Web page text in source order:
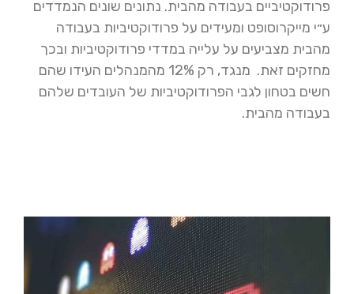
פרודוקטיביים בעבודה מהבית. נתונים שונים הנמדדים
ע״י מייקרוסופט ומעידים על פרודוקטיביות בעבודה
מהבית מצביעים על עלייה במדדי פרודוקטיביות ובכך
מחזקים זאת. מנגד, רק 12% מהמנהלים העידו שהם
חשים בטחון לגבי הפרודוקטיביות של העובדים שלהם
בעבודה מהבית.